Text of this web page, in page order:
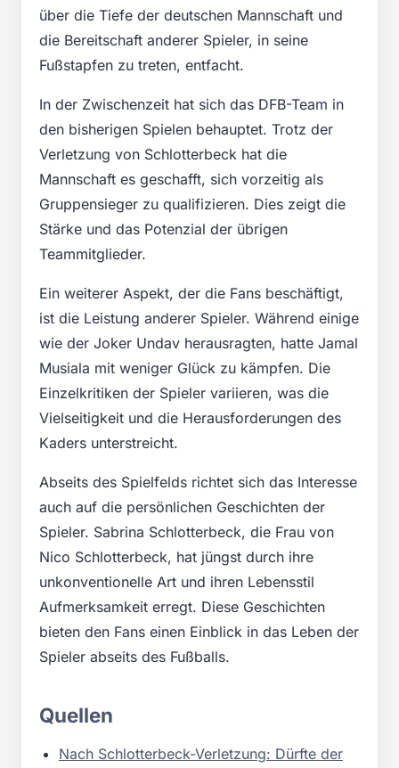
über die Tiefe der deutschen Mannschaft und
die Bereitschaft anderer Spieler, in seine
Fußstapfen zu treten, entfacht.
In der Zwischenzeit hat sich das DFB-Team in
den bisherigen Spielen behauptet. Trotz der
Verletzung von Schlotterbeck hat die
Mannschaft es geschafft, sich vorzeitig als
Gruppensieger zu qualifizieren. Dies zeigt die
Stärke und das Potenzial der übrigen
Teammitglieder.
Ein weiterer Aspekt, der die Fans beschäftigt,
ist die Leistung anderer Spieler. Während einige
wie der Joker Undav herausragten, hatte Jamal
Musiala mit weniger Glück zu kämpfen. Die
Einzelkritiken der Spieler variieren, was die
Vielseitigkeit und die Herausforderungen des
Kaders unterstreicht.
Abseits des Spielfelds richtet sich das Interesse
auch auf die persönlichen Geschichten der
Spieler. Sabrina Schlotterbeck, die Frau von
Nico Schlotterbeck, hat jüngst durch ihre
unkonventionelle Art und ihren Lebensstil
Aufmerksamkeit erregt. Diese Geschichten
bieten den Fans einen Einblick in das Leben der
Spieler abseits des Fußballs.
Quellen
Nach Schlotterbeck-Verletzung: Dürfte der